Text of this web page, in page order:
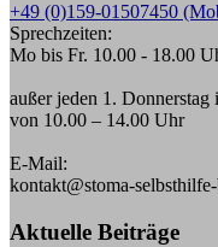
+49 (0)159-01507450
Sprechzeiten:
Mo bis Fr. 10.00 - 18.00
außer jeden 1.
von 10.00 – 14.00 Uhr
E-Mail:
kontakt@stoma-
Aktuelle Beiträge